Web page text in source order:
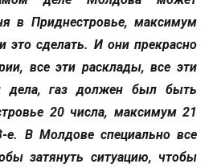
в Приднестровье, максимум
это сделать. И они прекрасно
все эти расклады, все эти
дела, газ должен был быть
20 числа, максимум 21
е. В Молдове специально все
затянуть ситуацию, чтобы